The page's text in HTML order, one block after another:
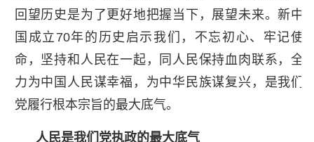
回望历史是为了更好地把握当下，展望未来。新中
国成立70年的历史启示我们，不忘初心、牢记使
命，坚持和人民在一起，同人民保持血肉联系，全
力为中国人民谋幸福，为中华民族谋复兴，是我们
党履行根本宗旨的最大底气。
人民是我们党执政的最大底气